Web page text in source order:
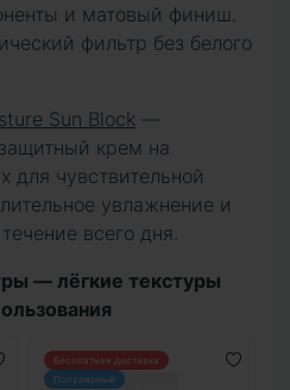
и матовый финиш.
фильтр без белого
Sun Block —
крем на
для чувствительной
увлажнение и
всего дня.
— лёгкие текстуры
Бесплатная доставка
Популярный